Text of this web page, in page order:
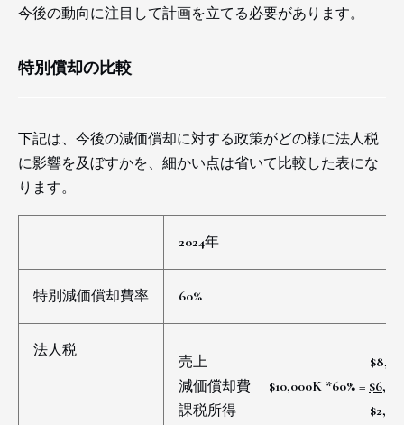
今後の動向に注目して計画を立てる必要があります。
特別償却の比較
下記は、今後の減価償却に対する政策がどの様に法人税
に影響を及ぼすかを、細かい点は省いて比較した表にな
ります。
2024年
特別減価償却費率 60%
法人税
売上
減価償却費 $10,000K *60% =
課税所得